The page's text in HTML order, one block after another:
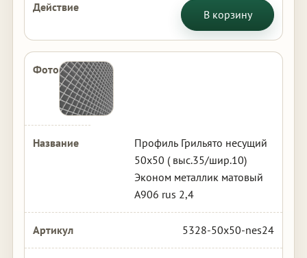
В корзину
Профиль Грильято несущий
50х50 ( выс.35/шир.10)
Эконом металлик матовый
А906 rus 2,4
5328-50x50-nes24